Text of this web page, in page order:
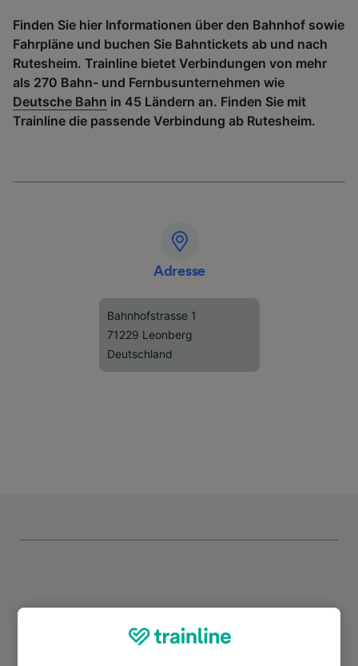
Finden Sie hier Informationen über den Bahnhof sowie
Fahrpläne und buchen Sie Bahntickets ab und nach
Rutesheim. Trainline bietet Verbindungen von mehr
als 270 Bahn- und Fernbusunternehmen wie
Deutsche Bahn in 45 Ländern an. Finden Sie mit
Trainline die passende Verbindung ab Rutesheim.
Adresse
Bahnhofstrasse 1
71229 Leonberg
Deutschland